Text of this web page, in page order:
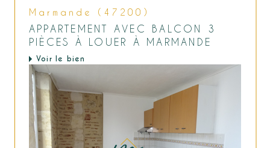
Marmande (47200)
APPARTEMENT AVEC BALCON 3
PIÈCES À LOUER À MARMANDE
Voir le bien